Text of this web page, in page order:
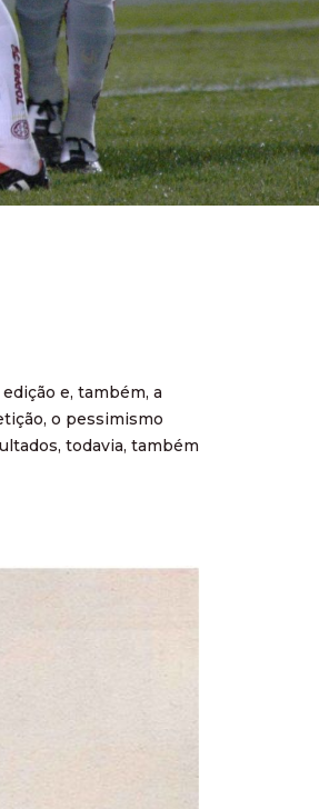
e, também, a
o pessimismo
todavia, também